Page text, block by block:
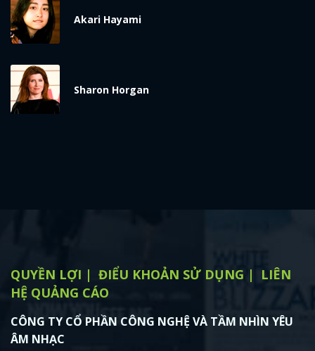
Akari Hayami
Sharon Horgan
QUYỀN LỢI ĐIỂU KHOẢN SỬ DỤNG
LIÊN
HỆ QUẢNG CÁO
CÔNG TY CỔ PHẦN CÔNG NGHỆ VÀ TẦM NHÌN YÊU
ÂM NHẠC